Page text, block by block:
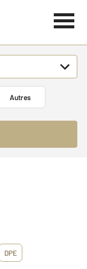
Autres
DPE